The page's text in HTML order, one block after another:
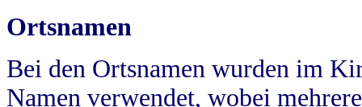
Ortsnamen
Bei den Ortsnamen wurden im
Namen verwendet, wobei